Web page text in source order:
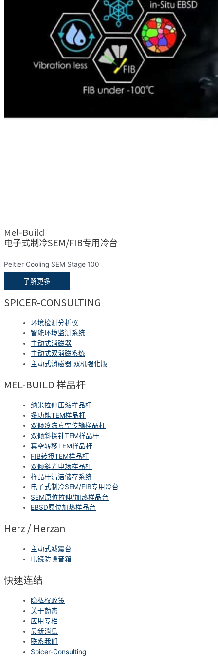
Mel-Build
电子式制冷SEM/FIB专用冷台
Peltier Cooling SEM Stage 100
了解更多
SPICER-CONSULTING
环境检测分析仪
智能环境监测系统
主动式消磁器
主动式双消磁系统
主动式消磁器 双机强化版
MEL-BUILD 样品杆
纳米拉伸压缩样品杆
多功能TEM样品杆
双倾冷冻真空传输样品杆
双倾斜探针TEM样品杆
真空转移TEM样品杆
FIB转接TEM样品杆
双倾斜光电场样品杆
样品杆清洁储存系统
电子式制冷SEM/FIB专用冷台
SEM原位拉伸/加热样品台
EBSD原位加热样品台
Herz / Herzan
主动式减震台
电镜防噪音箱
快速连结
隐私权政策
关于勀杰
应用专栏
最新消息
联系我们
Spicer-Consulting